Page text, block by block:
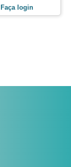
Faça login